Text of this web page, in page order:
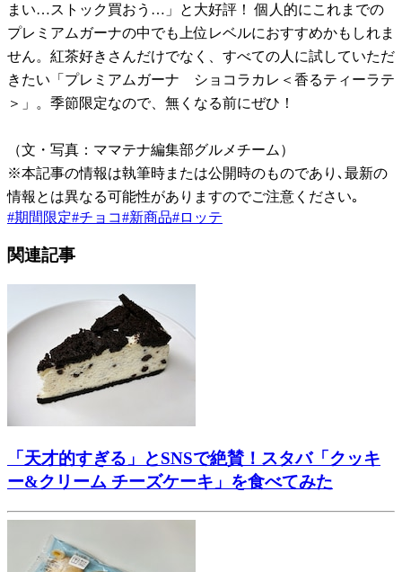
まい…ストック買おう…」と大好評！ 個人的にこれまでの
プレミアムガーナの中でも上位レベルにおすすめかもしれま
せん。紅茶好きさんだけでなく、すべての人に試していただ
きたい「プレミアムガーナ ショコラカレ＜香るティーラテ
＞」。季節限定なので、無くなる前にぜひ！
（文・写真：ママテナ編集部グルメチーム）
※本記事の情報は執筆時または公開時のものであり､最新の
情報とは異なる可能性がありますのでご注意ください｡
#期間限定#チョコ#新商品#ロッテ
関連記事
「天才的すぎる」とSNSで絶賛！スタバ「クッキ
ー&クリーム チーズケーキ」を食べてみた